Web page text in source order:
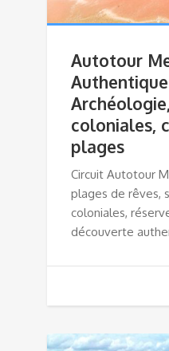
Autotour
coloniales,
plages
Circuit Autotour
plages de rêves,
coloniales,
découverte